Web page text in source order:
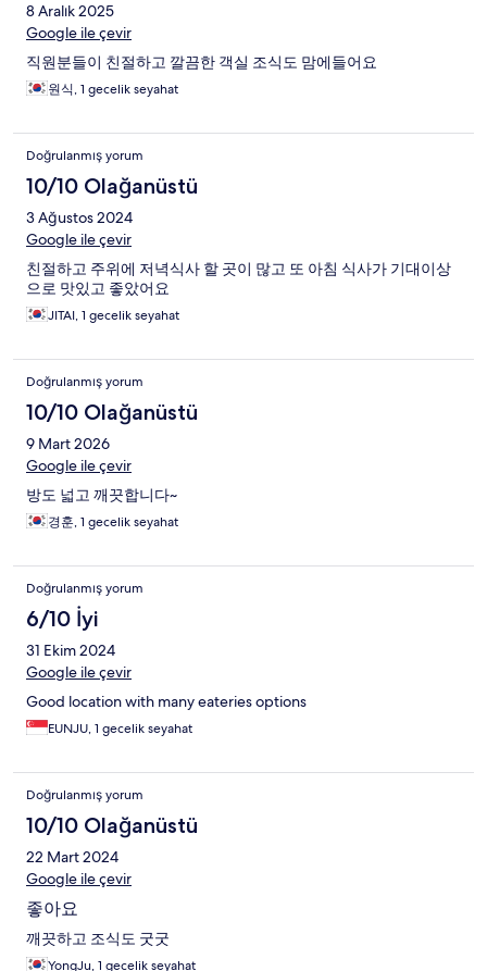
8 Aralık 2025
Google ile çevir
직원분들이 친절하고 깔끔한 객실 조식도 맘에들어요
원식, 1 gecelik seyahat
Doğrulanmış yorum
10/10 Olağanüstü
3 Ağustos 2024
Google ile çevir
친절하고 주위에 저녁식사 할 곳이 많고 또 아침 식사가 기대이상
으로 맛있고 좋았어요
JITAI, 1 gecelik seyahat
Doğrulanmış yorum
10/10 Olağanüstü
9 Mart 2026
Google ile çevir
방도 넓고 깨끗합니다~
경훈, 1 gecelik seyahat
Doğrulanmış yorum
6/10 İyi
31 Ekim 2024
Google ile çevir
Good location with many eateries options
EUNJU, 1 gecelik seyahat
Doğrulanmış yorum
10/10 Olağanüstü
22 Mart 2024
Google ile çevir
좋아요
깨끗하고 조식도 굿굿
YongJu, 1 gecelik seyahat